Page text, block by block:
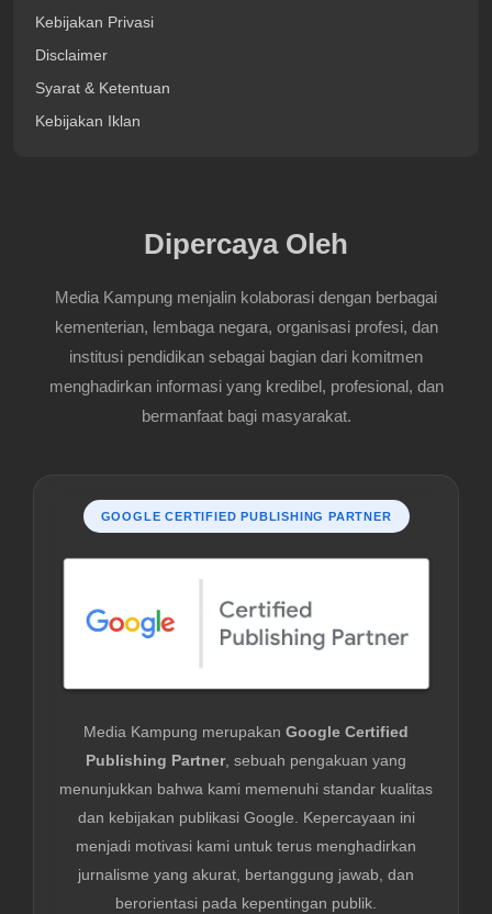
Kebijakan Privasi
Disclaimer
Syarat & Ketentuan
Kebijakan Iklan
Dipercaya Oleh
Media Kampung menjalin kolaborasi dengan berbagai
kementerian, lembaga negara, organisasi profesi, dan
institusi pendidikan sebagai bagian dari komitmen
menghadirkan informasi yang kredibel, profesional, dan
bermanfaat bagi masyarakat.
GOOGLE CERTIFIED PUBLISHING PARTNER
Media Kampung merupakan Google Certified
Publishing Partner, sebuah pengakuan yang
menunjukkan bahwa kami memenuhi standar kualitas
dan kebijakan publikasi Google. Kepercayaan ini
menjadi motivasi kami untuk terus menghadirkan
jurnalisme yang akurat, bertanggung jawab, dan
berorientasi pada kepentingan publik.